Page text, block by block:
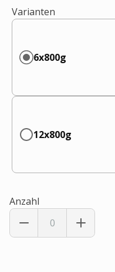
Varianten
6x800g
12x800g
Anzahl